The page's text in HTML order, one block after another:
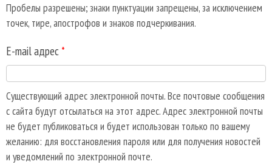
Пробелы разрешены; знаки пунктуации запрещены, за исключением
точек, тире, апострофов и знаков подчеркивания.
E-mail адрес *
Существующий адрес электронной почты. Все почтовые сообщения
с сайта будут отсылаться на этот адрес. Адрес электронной почты
не будет публиковаться и будет использован только по вашему
желанию: для восстановления пароля или для получения новостей
и уведомлений по электронной почте.